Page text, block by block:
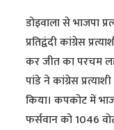
डोइवाला से भाजपा
प्रतिद्वंदी कांग्रेस
कर जीत का परचम
पांडे ने कांग्रेस
किया। कपकोट में
फर्सवान को 1046